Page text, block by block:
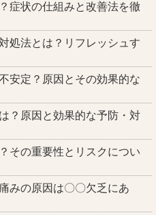
症状の仕組みと改善法を徹
処法とは？リフレッシュす
安定？原因とその効果的な
？原因と効果的な予防・対
その重要性とリスクについ
みの原因は〇〇欠乏にあ